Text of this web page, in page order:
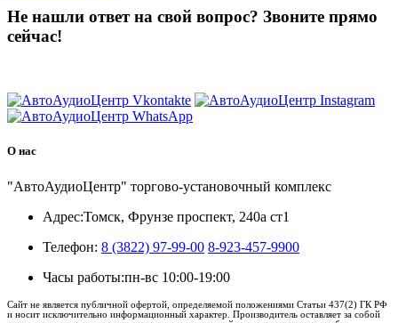
Не нашли ответ на свой вопрос? Звоните прямо
сейчас!
О нас
"АвтоАудиоЦентр" торгово-установочный комплекс
Адрес:Томск, Фрунзе проспект, 240а ст1
Телефон: 8 (3822) 97-99-00 8-923-457-9900
Часы работы:пн-вс 10:00-19:00
Сайт не является публичной офертой, определяемой положениями Статьи 437(2) ГК РФ
и носит исключительно информационный характер. Производитель оставляет за собой